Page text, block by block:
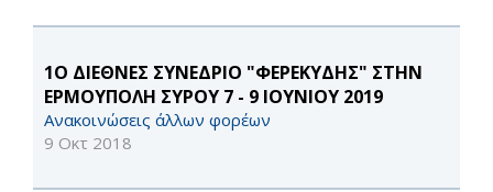
1Ο ΔΙΕΘΝΕΣ ΣΥΝΕΔΡΙΟ "ΦΕΡΕΚΥΔΗΣ" ΣΤΗΝ
ΕΡΜΟΥΠΟΛΗ ΣΥΡΟΥ 7 - 9 ΙΟΥΝΙΟΥ 2019
Ανακοινώσεις άλλων φορέων
9 Οκτ 2018